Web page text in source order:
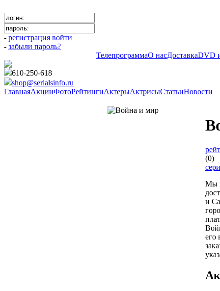
- регистрация войти
- забыли пароль?
ТелепрограммаО насДоставкаDVD
610-250-618
shop@serialsinfo.ru
ГлавнаяАкцииФотоРейтингиАктерыАктрисыСтатьиНовости
(0)
Мы
и
его